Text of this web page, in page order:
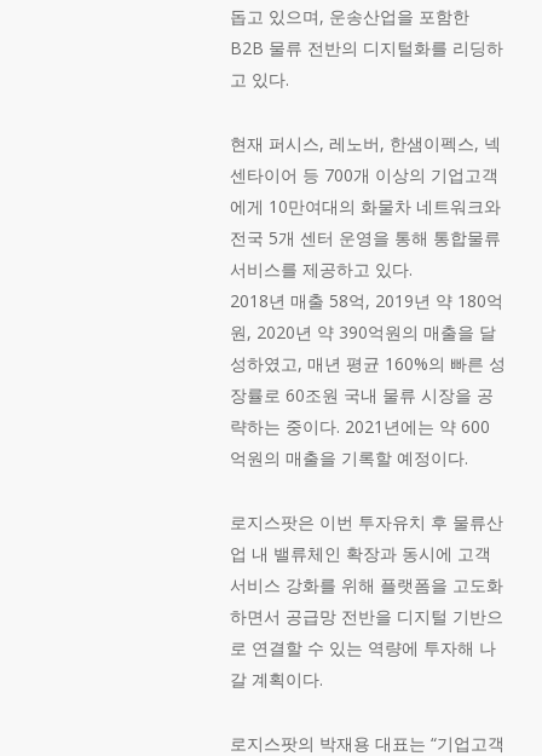
돕고 있으며, 운송산업을 포함한
B2B 물류 전반의 디지털화를 리딩하
고 있다.
현재 퍼시스, 레노버, 한샘이펙스, 넥
센타이어 등 700개 이상의 기업고객
에게 10만여대의 화물차 네트워크와
전국 5개 센터 운영을 통해 통합물류
서비스를 제공하고 있다.
2018년 매출 58억, 2019년 약 180억
원, 2020년 약 390억원의 매출을 달
성하였고, 매년 평균 160%의 빠른 성
장률로 60조원 국내 물류 시장을 공
략하는 중이다. 2021년에는 약 600
억원의 매출을 기록할 예정이다.
로지스팟은 이번 투자유치 후 물류산
업 내 밸류체인 확장과 동시에 고객
서비스 강화를 위해 플랫폼을 고도화
하면서 공급망 전반을 디지털 기반으
로 연결할 수 있는 역량에 투자해 나
갈 계획이다.
로지스팟의 박재용 대표는 “기업고객